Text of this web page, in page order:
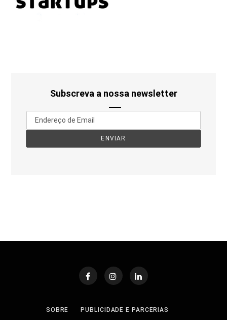
Subscreva a nossa newsletter
SOBRE PUBLICIDADE E PARCERIAS